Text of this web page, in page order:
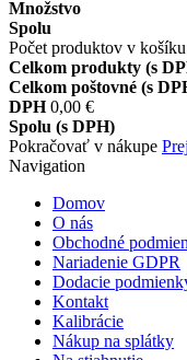
Množstvo
Spolu
Počet produktov v
Celkom produkty (s
Celkom poštovné (s
DPH 0,00 €
Spolu (s DPH)
Pokračovať v nákupe
Navigation
Domov
O nás
Obchodné
Nariadenie GDPR
Dodacie
Kontakt
Kalibrácie
Nákup na splátky